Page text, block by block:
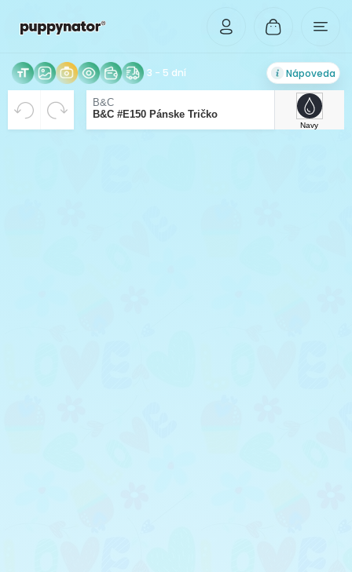
3 - 5 dní Nápoveda
B&C
B&C #E150 Pánske Tričko
Navy
VYCENTROVANÉ
Rozlíšenie Vášho obrázka je príliš malé pre tlač v
dostatočnej kvalite. Pre možnosť zväčšenia,
nahrajte obrázok vo vyššom rozlíšení.
Beriem riziko zhoršenej kvality tlače na vedomie.